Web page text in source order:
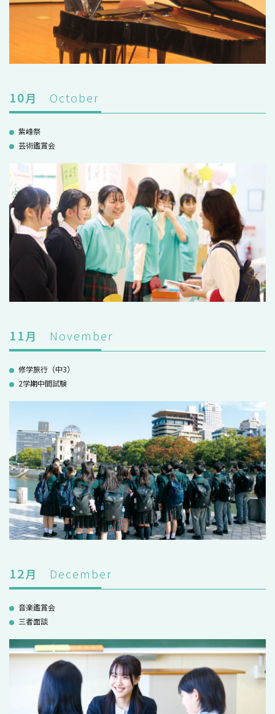
10月 October
紫峰祭
芸術鑑賞会
11月 November
修学旅行（中3）
2学期中間試験
12月 December
音楽鑑賞会
三者面談